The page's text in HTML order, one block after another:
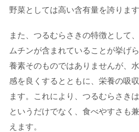
野菜としては高い含有量を誇ります
また、つるむらさきの特徴として
ムチンが含まれていることが挙げ
養素そのものではありませんが、
感を良くするとともに、栄養の吸
ます。これにより、つるむらさき
というだけでなく、食べやすさも
えます。